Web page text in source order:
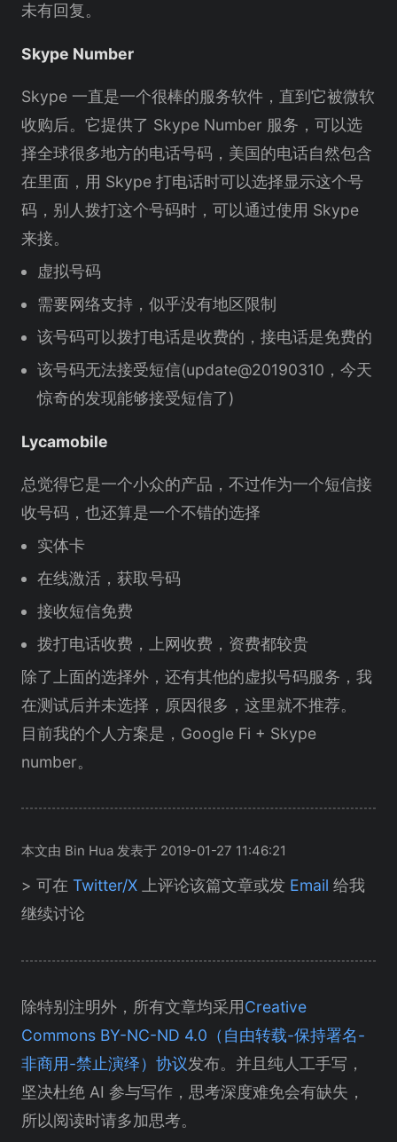
未有回复。
Skype Number
Skype 一直是一个很棒的服务软件，直到它被微软
收购后。它提供了 Skype Number 服务，可以选
择全球很多地方的电话号码，美国的电话自然包含
在里面，用 Skype 打电话时可以选择显示这个号
码，别人拨打这个号码时，可以通过使用 Skype
来接。
虚拟号码
需要网络支持，似乎没有地区限制
该号码可以拨打电话是收费的，接电话是免费的
该号码无法接受短信(update@20190310，今天
惊奇的发现能够接受短信了)
Lycamobile
总觉得它是一个小众的产品，不过作为一个短信接
收号码，也还算是一个不错的选择
实体卡
在线激活，获取号码
接收短信免费
拨打电话收费，上网收费，资费都较贵
除了上面的选择外，还有其他的虚拟号码服务，我
在测试后并未选择，原因很多，这里就不推荐。
目前我的个人方案是，Google Fi + Skype
number。
本文由 Bin Hua 发表于 2019-01-27 11:46:21
> 可在 Twitter/X 上评论该篇文章或发 Email 给我
继续讨论
除特别注明外，所有文章均采用Creative
Commons BY-NC-ND 4.0（自由转载-保持署名-
非商用-禁止演绎）协议发布。并且纯人工手写，
坚决杜绝 AI 参与写作，思考深度难免会有缺失，
所以阅读时请多加思考。